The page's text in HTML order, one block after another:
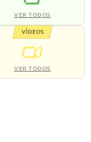
VER TODOS
VÍDEOS
VER TODOS